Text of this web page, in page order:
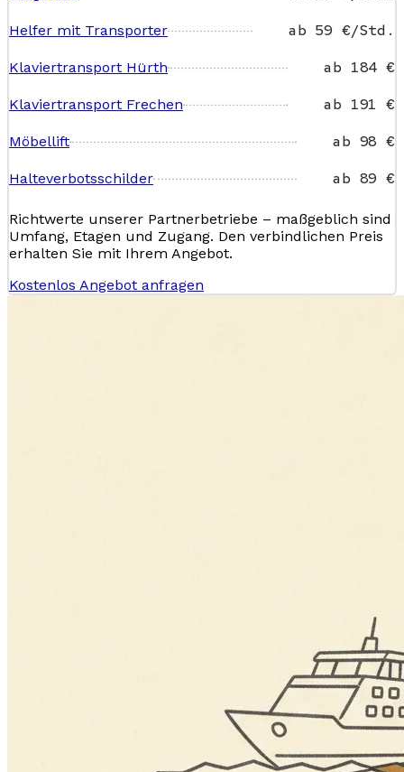
Helfer mit Transporter ab 59 €/Std.
Klaviertransport Hürth ab 184 €
Klaviertransport Frechen ab 191 €
Möbellift ab 98 €
Halteverbotsschilder ab 89 €
Richtwerte unserer Partnerbetriebe – maßgeblich sind
Umfang, Etagen und Zugang. Den verbindlichen Preis
erhalten Sie mit Ihrem Angebot.
Kostenlos Angebot anfragen